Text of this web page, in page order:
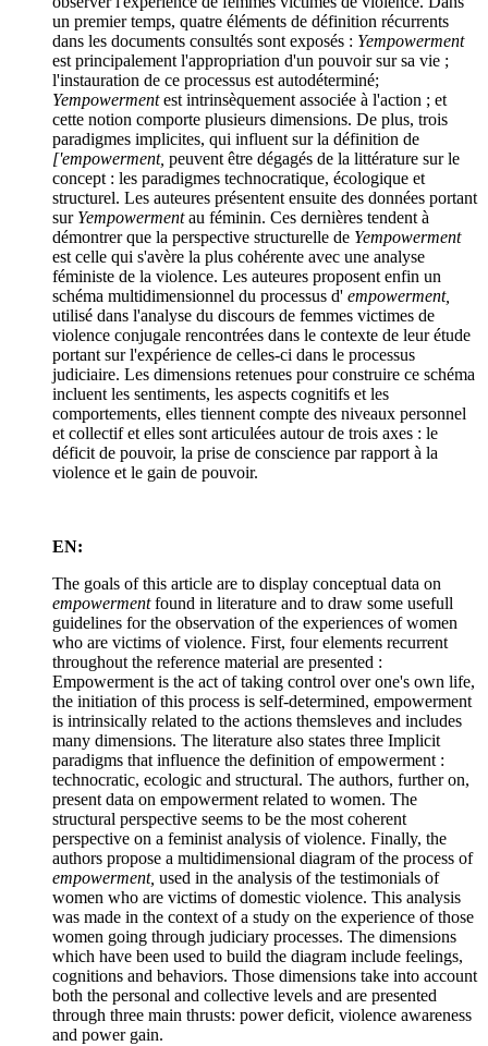
un premier temps, quatre éléments de définition récurrents
dans les documents consultés sont exposés : Yempowerment
est principalement l'appropriation d'un pouvoir sur sa vie ;
l'instauration de ce processus est autodéterminé;
Yempowermentest intrinsèquement associée à l'action ; et
cette notion comporte plusieurs dimensions. De plus, trois
paradigmes implicites, qui influent sur la définition de
['empowerment, peuvent être dégagés de la littérature sur le
concept : les paradigmes technocratique, écologique et
structurel. Les auteures présentent ensuite des données portant
sur Yempowermentau féminin. Ces dernières tendent à
démontrer que la perspective structurelle de Yempowerment
est celle qui s'avère la plus cohérente avec une analyse
féministe de la violence. Les auteures proposent enfin un
schéma multidimensionnel du processus d' empowerment,
utilisé dans l'analyse du discours de femmes victimes de
violence conjugale rencontrées dans le contexte de leur étude
portant sur l'expérience de celles-ci dans le processus
judiciaire. Les dimensions retenues pour construire ce schéma
incluent les sentiments, les aspects cognitifs et les
comportements, elles tiennent compte des niveaux personnel
et collectif et elles sont articulées autour de trois axes : le
déficit de pouvoir, la prise de conscience par rapport à la
violence et le gain de pouvoir.
EN:
The goals of this article are to display conceptual data on
empowermentfound in literature and to draw some usefull
guidelines for the observation of the experiences of women
who are victims of violence. First, four elements recurrent
throughout the reference material are presented :
Empowerment is the act of taking control over one's own life,
the initiation of this process is self-determined, empowerment
is intrinsically related to the actions themsleves and includes
many dimensions. The literature also states three Implicit
paradigms that influence the definition of empowerment :
technocratic, ecologic and structural. The authors, further on,
present data on empowerment related to women. The
structural perspective seems to be the most coherent
perspective on a feminist analysis of violence. Finally, the
authors propose a multidimensional diagram of the process of
empowerment, used in the analysis of the testimonials of
women who are victims of domestic violence. This analysis
was made in the context of a study on the experience of those
women going through judiciary processes. The dimensions
which have been used to build the diagram include feelings,
cognitions and behaviors. Those dimensions take into account
both the personal and collective levels and are presented
through three main thrusts: power deficit, violence awareness
and power gain.